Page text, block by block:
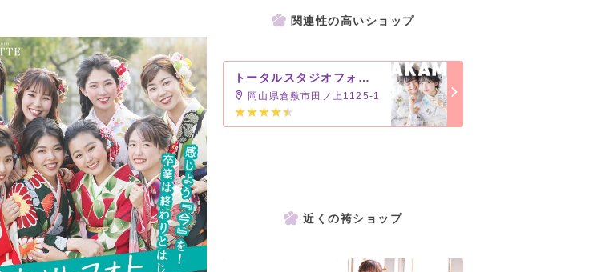
関連性の高いショップ
トータルスタジオフォセット 倉敷店
岡山県倉敷市田ノ上1125-1
近くの袴ショップ